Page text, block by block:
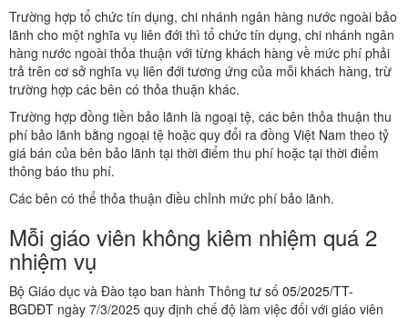
Trường hợp tổ chức tín dụng, chi nhánh ngân hàng nước ngoài bảo
lãnh cho một nghĩa vụ liên đới thì tổ chức tín dụng, chi nhánh ngân
hàng nước ngoài thỏa thuận với từng khách hàng về mức phí phải
trả trên cơ sở nghĩa vụ liên đới tương ứng của mỗi khách hàng, trừ
trường hợp các bên có thỏa thuận khác.
Trường hợp đồng tiền bảo lãnh là ngoại tệ, các bên thỏa thuận thu
phí bảo lãnh bằng ngoại tệ hoặc quy đổi ra đồng Việt Nam theo tỷ
giá bán của bên bảo lãnh tại thời điểm thu phí hoặc tại thời điểm
thông báo thu phí.
Các bên có thể thỏa thuận điều chỉnh mức phí bảo lãnh.
Mỗi giáo viên không kiêm nhiệm quá 2
nhiệm vụ
Bộ Giáo dục và Đào tạo ban hành Thông tư số 05/2025/TT-
BGDĐT ngày 7/3/2025 quy định chế độ làm việc đối với giáo viên